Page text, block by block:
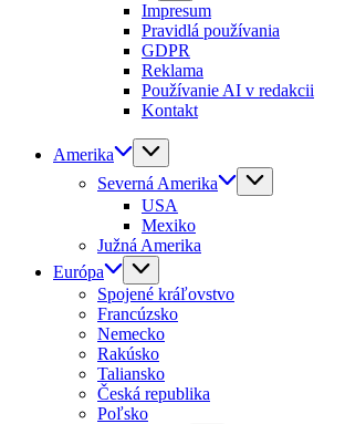
Impresum
Pravidlá používania
GDPR
Reklama
Používanie AI v redakcii
Kontakt
Amerika
Severná Amerika
USA
Mexiko
Južná Amerika
Európa
Spojené kráľovstvo
Francúzsko
Nemecko
Rakúsko
Taliansko
Česká republika
Poľsko